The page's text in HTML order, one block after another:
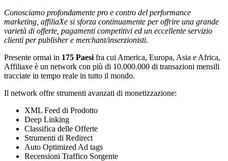
Conosciamo profondamente pro e contro del performance
marketing, affiliaXe si sforza continuamente per offrire una grande
varietà di offerte, pagamenti competitivi ed un eccellente servizio
clienti per publisher e merchant/inserzionisti.
Presente ormai in 175 Paesi fra cui America, Europa, Asia e Africa,
Affiliaxe è un network con più di 10.000.000 di transazioni mensili
tracciate in tempo reale in tutto il mondo.
Il network offre strumenti avanzati di monetizzazione:
XML Feed di Prodotto
Deep Linking
Classifica delle Offerte
Strumenti di Redirect
Auto Optimized Ad tags
Recensioni Traffico Sorgente